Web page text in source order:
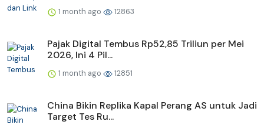
1 month ago 12863
Pajak Digital Tembus Rp52,85 Triliun per Mei
2026, Ini 4 Pil...
1 month ago 12851
China Bikin Replika Kapal Perang AS untuk Jadi
Target Tes Ru...